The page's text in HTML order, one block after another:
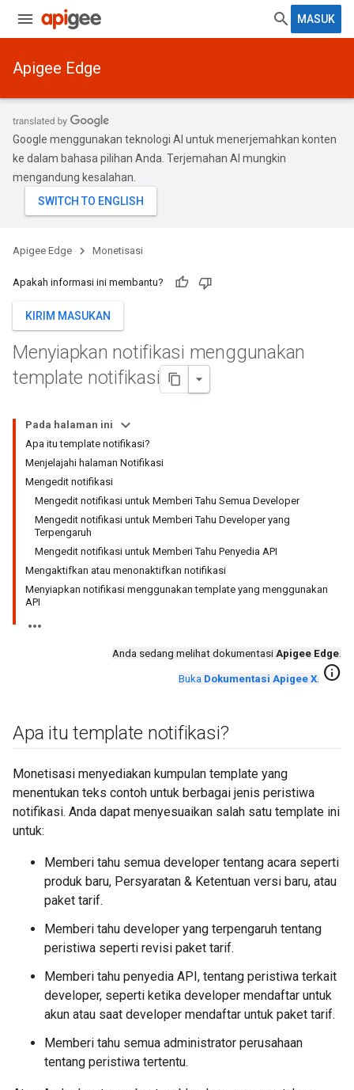
MASUK
Apigee Edge
Google menggunakan teknologi AI untuk menerjemahkan konten
ke dalam bahasa pilihan Anda. Terjemahan AI mungkin
mengandung kesalahan.
Apigee Edge Monetisasi
Apakah informasi ini membantu?
KIRIM MASUKAN
Menyiapkan notifikasi menggunakan
template notifikasi
Pada halaman ini
Apa itu template notifikasi?
Menjelajahi halaman Notifikasi
Mengedit notifikasi
Mengedit notifikasi untuk Memberi Tahu Semua Developer
Mengedit notifikasi untuk Memberi Tahu Developer yang
Terpengaruh
Mengedit notifikasi untuk Memberi Tahu Penyedia API
Mengaktifkan atau menonaktifkan notifikasi
Menyiapkan notifikasi menggunakan template yang menggunakan
API
Anda sedang melihat dokumentasi Apigee Edge.
Buka Dokumentasi Apigee X. info
Apa itu template notifikasi?
Monetisasi menyediakan kumpulan template yang
menentukan teks contoh untuk berbagai jenis peristiwa
notifikasi. Anda dapat menyesuaikan salah satu template ini
untuk:
Memberi tahu semua developer tentang acara seperti
produk baru, Persyaratan & Ketentuan versi baru, atau
paket tarif.
Memberi tahu developer yang terpengaruh tentang
peristiwa seperti revisi paket tarif.
Memberi tahu penyedia API, tentang peristiwa terkait
developer, seperti ketika developer mendaftar untuk
akun atau saat developer mendaftar untuk paket tarif.
Memberi tahu semua administrator perusahaan
tentang peristiwa tertentu.